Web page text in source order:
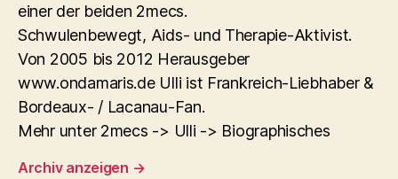
einer der beiden 2mecs.
Schwulenbewegt, Aids- und Therapie-Aktivist.
Von 2005 bis 2012 Herausgeber
www.ondamaris.de Ulli ist Frankreich-Liebhaber &
Bordeaux- / Lacanau-Fan.
Mehr unter 2mecs -> Ulli -> Biographisches
Archiv anzeigen →